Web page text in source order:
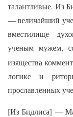
талантливые. Из
— величайший
вместилище
ученым мужем,
изящества
логике и
прославленных
[Из Бидлиса] —